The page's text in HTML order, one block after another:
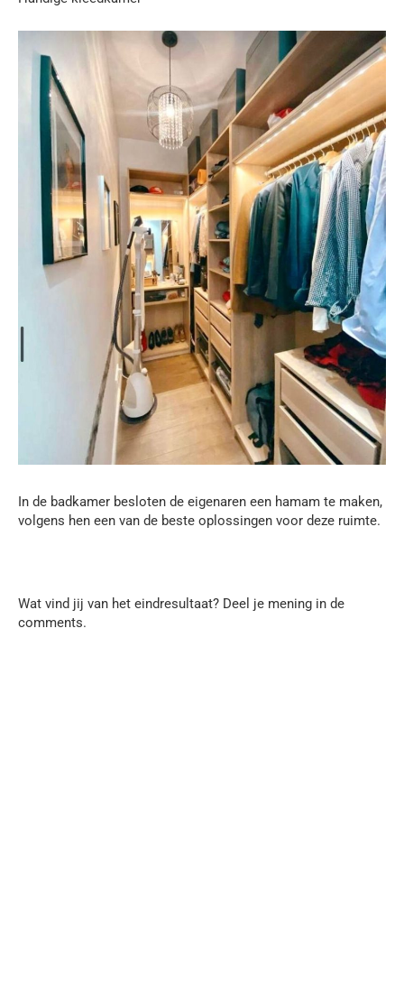
In de badkamer besloten de eigenaren een hamam te maken,
volgens hen een van de beste oplossingen voor deze ruimte.
Wat vind jij van het eindresultaat? Deel je mening in de
comments.